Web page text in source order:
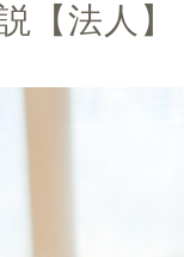
【法人】